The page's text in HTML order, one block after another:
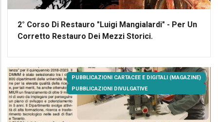
2° Corso Di Restauro "Luigi Mangialardi" - Per Un
Corretto Restauro Dei Mezzi Storici.
PUBBLICAZIONI CARTACEE E DIGITALI (MAGAZINE)
PUBBLICAZIONI DIVULGATIVE